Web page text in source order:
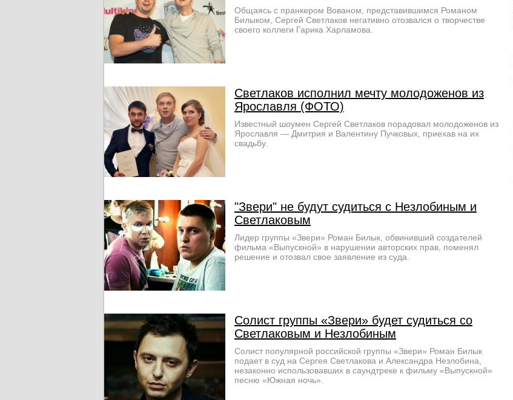
Общаясь с пранкером Вованом, представившимся Романом
Билыком, Сергей Светлаков негативно отозвался о творчестве
своего коллеги Гарика Харламова.
Светлаков исполнил мечту молодоженов из
Ярославля (ФОТО)
Известный шоумен Сергей Светлаков порадовал молодоженов из
Ярославля — Дмитрия и Валентину Пучковых, приехав на их
свадьбу.
"Звери" не будут судиться с Незлобиным и
Светлаковым
Лидер группы «Звери» Роман Билык, обвинивший создателей
фильма «Выпускной» в нарушении авторских прав, поменял
решение и отозвал свое заявление из суда.
Солист группы «Звери» будет судиться со
Светлаковым и Незлобиным
Солист популярной российской группы «Звери» Роман Билык
подает в суд на Сергея Светлакова и Александра Незлобина,
незаконно использовавших в саундтреке к фильму «Выпускной»
песню «Южная ночь».